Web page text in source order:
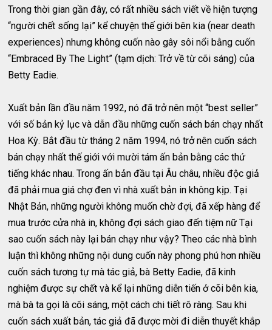
Trong thời gian gần đây, có rất nhiều sách viết về hiện tượng
“người chết sống lại” kể chuyện thế giới bên kia (near death
experiences) nhưng không cuốn nào gây sôi nổi bằng cuốn
“Embraced By The Light” (tạm dịch: Trở về từ cõi sáng) của
Betty Eadie.
Xuất bản lần đầu năm 1992, nó đã trở nên một “best seller”
với số bản kỷ lục và dẫn đầu những cuốn sách bán chạy nhất
Hoa Kỳ. Bắt đầu từ tháng 2 năm 1994, nó trở nên cuốn sách
bán chạy nhất thế giới với mười tám ấn bản bằng các thứ
tiếng khác nhau. Trong ấn bản đầu tại Âu châu, nhiều độc giả
đã phải mua giá chợ đen vì nhà xuất bản in không kịp. Tại
Nhật Bản, những người không muốn chờ đợi, đã xếp hàng để
mua trước cửa nhà in, không đợi sách giao đến tiệm nữ Tại
sao cuốn sách này lại bán chạy như vậy? Theo các nhà bình
luận thì không những nội dung cuốn này phong phú hơn nhiều
cuốn sách tương tự mà tác giả, bà Betty Eadie, đã kinh
nghiệm được sự chết và kể lại những diễn tiến ở cõi bên kia,
mà bà ta gọi là cõi sáng, một cách chi tiết rõ ràng. Sau khi
cuốn sách xuất bản, tác giả đã được mời đi diễn thuyết khắp